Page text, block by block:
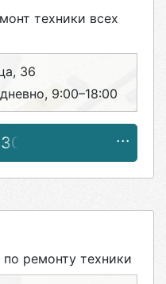
техники всех
36
9:00–18:00
62-06
ремонту техники